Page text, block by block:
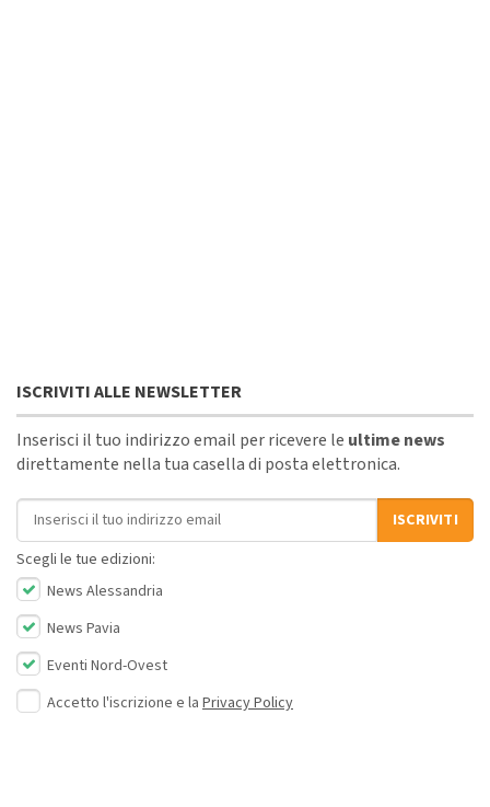
ISCRIVITI ALLE NEWSLETTER
Inserisci il tuo indirizzo email per ricevere le ultime news
direttamente nella tua casella di posta elettronica.
Indirizzo email
ISCRIVITI
Scegli le tue edizioni:
News Alessandria
News Pavia
Eventi Nord-Ovest
Accetto l'iscrizione e la Privacy Policy